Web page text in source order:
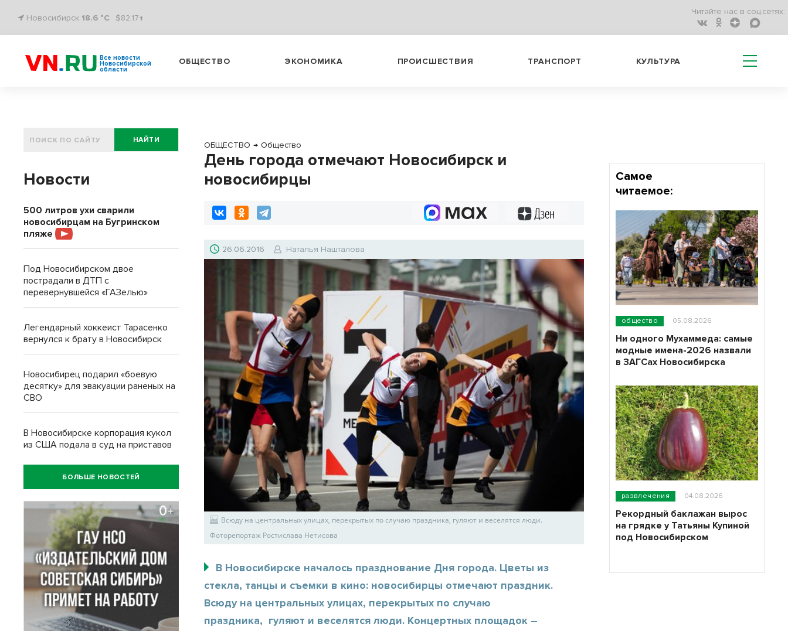
Новосибирск 18.6 °C $82.17↑
Читайте нас в соц.сетях:
Все новости
Новосибирской
области
ОБЩЕСТВО ЭКОНОМИКА ПРОИСШЕСТВИЯ ТРАНСПОРТ КУЛЬТУРА
ОБЩЕСТВО → Общество
День города отмечают Новосибирск и
новосибирцы
26.06.2016 Наталья Нашталова
Всюду на центральных улицах, перекрытых по случаю праздника, гуляют и веселятся люди.
Фоторепортаж Ростислава Нетисова
В Новосибирске началось празднование Дня города. Цветы из
стекла, танцы и съемки в кино: новосибирцы отмечают праздник.
Всюду на центральных улицах, перекрытых по случаю
праздника, гуляют и веселятся люди. Концертных площадок –
НАЙТИ
Новости
500 литров ухи сварили
новосибирцам на Бугринском
пляже
Под Новосибирском двое
пострадали в ДТП с
перевернувшейся «ГАЗелью»
Легендарный хоккеист Тарасенко
вернулся к брату в Новосибирск
Новосибирец подарил «боевую
десятку» для эвакуации раненых на
СВО
В Новосибирске корпорация кукол
из США подала в суд на приставов
БОЛЬШЕ НОВОСТЕЙ
Самое
читаемое:
общество 05.08.2026
Ни одного Мухаммеда: самые
модные имена-2026 назвали
в ЗАГСах Новосибирска
развлечения 04.08.2026
Рекордный баклажан вырос
на грядке у Татьяны Купиной
под Новосибирском